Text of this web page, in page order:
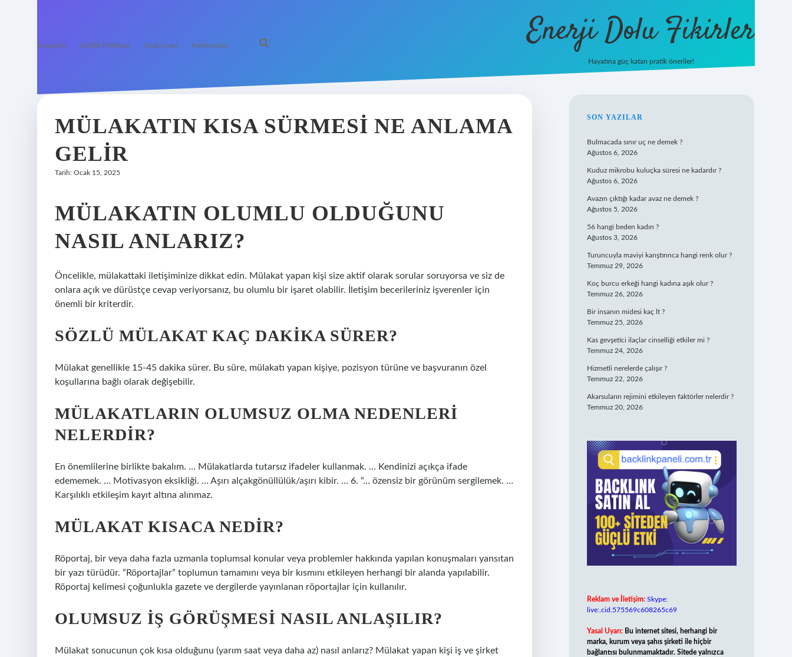
Anasayfa Gizlilik Politikası Yasal Uyarı Hakkımızda Enerji Dolu Fikirler
Hayatına güç katan pratik öneriler!
MÜLAKATIN KISA SÜRMESI NE ANLAMA
GELIR
Tarih: Ocak 15, 2025
MÜLAKATIN OLUMLU OLDUĞUNU
NASIL ANLARIZ?
Öncelikle, mülakattaki iletişiminize dikkat edin. Mülakat yapan kişi size aktif olarak sorular soruyorsa ve siz de
onlara açık ve dürüstçe cevap veriyorsanız, bu olumlu bir işaret olabilir. İletişim becerileriniz işverenler için
önemli bir kriterdir.
SÖZLÜ MÜLAKAT KAÇ DAKIKA SÜRER?
Mülakat genellikle 15-45 dakika sürer. Bu süre, mülakatı yapan kişiye, pozisyon türüne ve başvuranın özel
koşullarına bağlı olarak değişebilir.
MÜLAKATLARIN OLUMSUZ OLMA NEDENLERI
NELERDIR?
En önemlilerine birlikte bakalım. … Mülakatlarda tutarsız ifadeler kullanmak. … Kendinizi açıkça ifade
edememek. … Motivasyon eksikliği. … Aşırı alçakgönüllülük/aşırı kibir. … 6. “… özensiz bir görünüm sergilemek. …
Karşılıklı etkileşim kayıt altına alınmaz.
MÜLAKAT KISACA NEDIR?
Röportaj, bir veya daha fazla uzmanla toplumsal konular veya problemler hakkında yapılan konuşmaları yansıtan
bir yazı türüdür. “Röportajlar” toplumun tamamını veya bir kısmını etkileyen herhangi bir alanda yapılabilir.
Röportaj kelimesi çoğunlukla gazete ve dergilerde yayınlanan röportajlar için kullanılır.
OLUMSUZ IŞ GÖRÜŞMESI NASIL ANLAŞILIR?
Mülakat sonucunun çok kısa olduğunu (yarım saat veya daha az) nasıl anlarız? Mülakat yapan kişi iş ve şirket
SIDEBAR
SON YAZILAR
Bulmacada sınır uç ne demek ?
Ağustos 6, 2026
Kuduz mikrobu kuluçka süresi ne kadardır ?
Ağustos 6, 2026
Avazın çıktığı kadar avaz ne demek ?
Ağustos 5, 2026
56 hangi beden kadın ?
Ağustos 3, 2026
Turuncuyla maviyi karıştırınca hangi renk olur ?
Temmuz 29, 2026
Koç burcu erkeği hangi kadına aşık olur ?
Temmuz 26, 2026
Bir insanın midesi kaç lt ?
Temmuz 25, 2026
Kas gevşetici ilaçlar cinselliği etkiler mi ?
Temmuz 24, 2026
Hizmetli nerelerde çalışır ?
Temmuz 22, 2026
Akarsuların rejimini etkileyen faktörler nelerdir ?
Temmuz 20, 2026
Reklam ve İletişim: Skype:
live:.cid.575569c608265c69
Yasal Uyarı: Bu internet sitesi, herhangi bir
marka, kurum veya şahıs şirketi ile hiçbir
bağlantısı bulunmamaktadır. Sitede yalnızca